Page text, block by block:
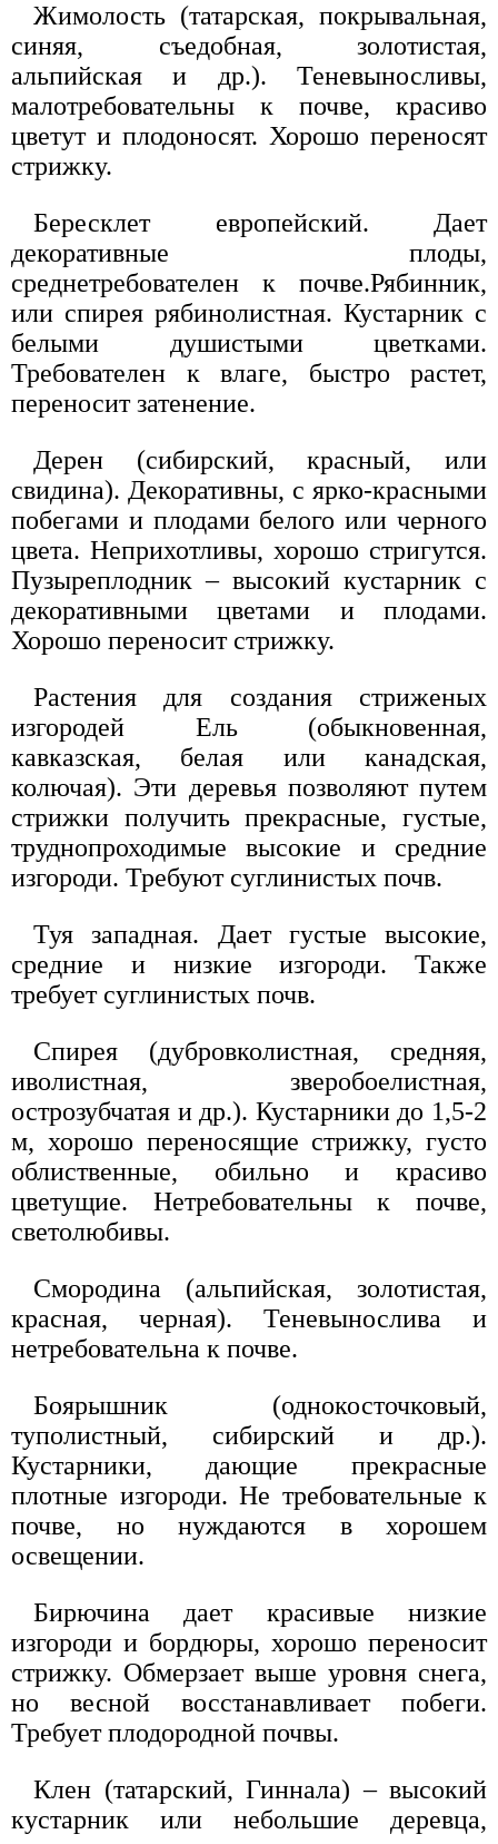
Жимолость (татарская, покрывальная,
синяя, съедобная, золотистая,
альпийская и др.). Теневыносливы,
малотребовательны к почве, красиво
цветут и плодоносят. Хорошо переносят
стрижку.
Бересклет европейский. Дает
декоративные плоды,
среднетребователен к почве.Рябинник,
или спирея рябинолистная. Кустарник с
белыми душистыми цветками.
Требователен к влаге, быстро растет,
переносит затенение.
Дерен (сибирский, красный, или
свидина). Декоративны, с ярко-красными
побегами и плодами белого или черного
цвета. Неприхотливы, хорошо стригутся.
Пузыреплодник – высокий кустарник с
декоративными цветами и плодами.
Хорошо переносит стрижку.
Растения для создания стриженых
изгородей Ель (обыкновенная,
кавказская, белая или канадская,
колючая). Эти деревья позволяют путем
стрижки получить прекрасные, густые,
труднопроходимые высокие и средние
изгороди. Требуют суглинистых почв.
Туя западная. Дает густые высокие,
средние и низкие изгороди. Также
требует суглинистых почв.
Спирея (дубровколистная, средняя,
иволистная, зверобоелистная,
острозубчатая и др.). Кустарники до 1,5-2
м, хорошо переносящие стрижку, густо
облиственные, обильно и красиво
цветущие. Нетребовательны к почве,
светолюбивы.
Смородина (альпийская, золотистая,
красная, черная). Теневынослива и
нетребовательна к почве.
Боярышник (однокосточковый,
туполистный, сибирский и др.).
Кустарники, дающие прекрасные
плотные изгороди. Не требовательные к
почве, но нуждаются в хорошем
освещении.
Бирючина дает красивые низкие
изгороди и бордюры, хорошо переносит
стрижку. Обмерзает выше уровня снега,
но весной восстанавливает побеги.
Требует плодородной почвы.
Клен (татарский, Гиннала) – высокий
кустарник или небольшие деревца,